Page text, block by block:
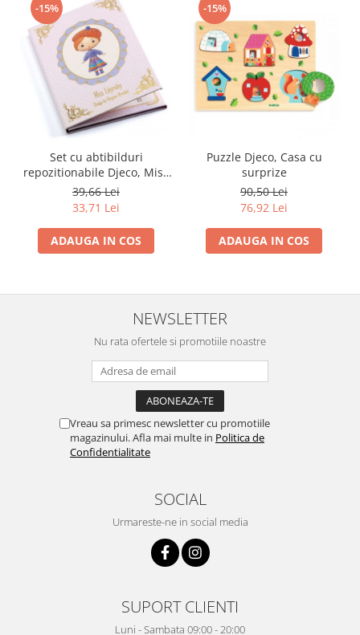
-15%
Set cu abtibilduri
repozitionabile Djeco, Miss
Lilyruby
39,66 Lei
33,71 Lei
ADAUGA IN COS
-15%
Puzzle Djeco, Casa cu
surprize
90,50 Lei
76,92 Lei
ADAUGA IN COS
NEWSLETTER
Nu rata ofertele si promotiile noastre
Vreau sa primesc newsletter cu promotiile
magazinului. Afla mai multe in Politica de
Confidentialitate
SOCIAL
Urmareste-ne in social media
SUPORT CLIENTI
Luni - Sambata 09:00 - 20:00